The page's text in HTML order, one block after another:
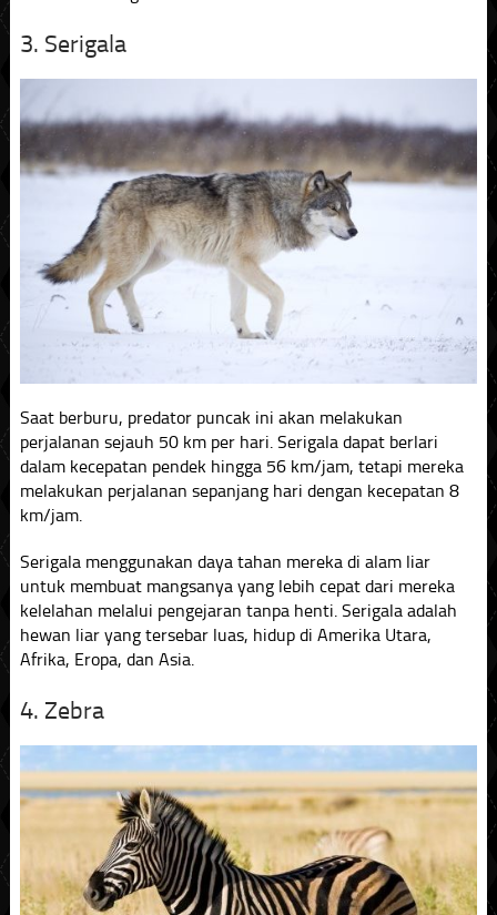
3. Serigala
Saat berburu, predator puncak ini akan melakukan
perjalanan sejauh 50 km per hari. Serigala dapat berlari
dalam kecepatan pendek hingga 56 km/jam, tetapi mereka
melakukan perjalanan sepanjang hari dengan kecepatan 8
km/jam.
Serigala menggunakan daya tahan mereka di alam liar
untuk membuat mangsanya yang lebih cepat dari mereka
kelelahan melalui pengejaran tanpa henti. Serigala adalah
hewan liar yang tersebar luas, hidup di Amerika Utara,
Afrika, Eropa, dan Asia.
4. Zebra